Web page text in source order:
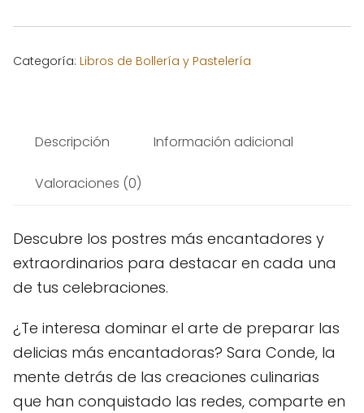
Categoría: Libros de Bollería y Pastelería
Descripción Información adicional
Valoraciones (0)
Descubre los postres más encantadores y
extraordinarios para destacar en cada una
de tus celebraciones.
¿Te interesa dominar el arte de preparar las
delicias más encantadoras? Sara Conde, la
mente detrás de las creaciones culinarias
que han conquistado las redes, comparte en